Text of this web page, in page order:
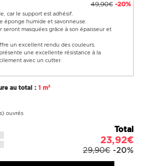
49,90€ -20%
car le support est adhésif.
éponge humide et savonneuse.
masquées grâce à son épaisseur et
un excellent rendu des couleurs.
une excellente résistance à la
avec un cutter.
au total : 1 m²
ouvrés
Total
23,92€
29,90€ -20%